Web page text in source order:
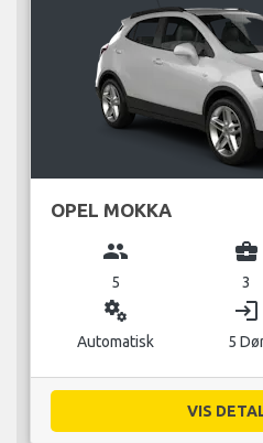
OPEL MOKKA
group
5
business_center
3
miscellaneous_services
Automatisk
login
5
VIS